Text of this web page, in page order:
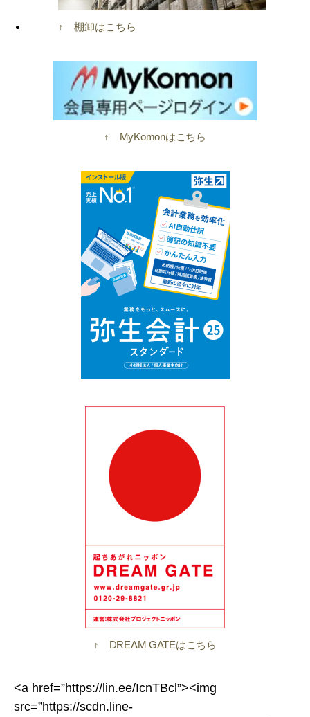
↑ 棚卸はこちら
↑ MyKomonはこちら
↑ DREAM GATEはこちら
<a href=”https://lin.ee/IcnTBcl”><img
src=”https://scdn.line-